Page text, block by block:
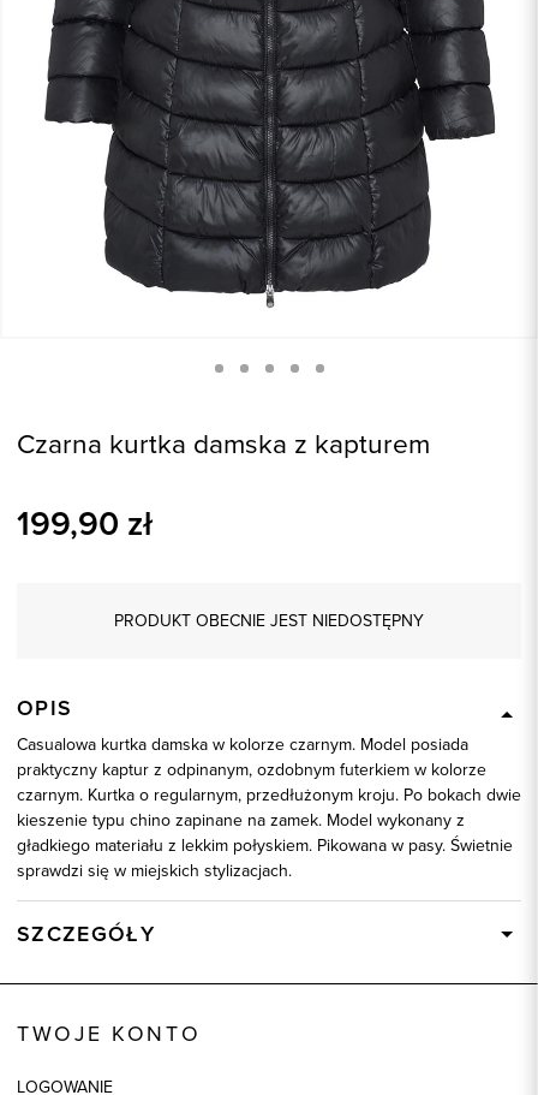
Czarna kurtka damska z kapturem
199,90 zł
PRODUKT OBECNIE JEST NIEDOSTĘPNY
OPIS
Casualowa kurtka damska w kolorze czarnym. Model posiada
praktyczny kaptur z odpinanym, ozdobnym futerkiem w kolorze
czarnym. Kurtka o regularnym, przedłużonym kroju. Po bokach dwie
kieszenie typu chino zapinane na zamek. Model wykonany z
gładkiego materiału z lekkim połyskiem. Pikowana w pasy. Świetnie
sprawdzi się w miejskich stylizacjach.
SZCZEGÓŁY
TWOJE KONTO
LOGOWANIE